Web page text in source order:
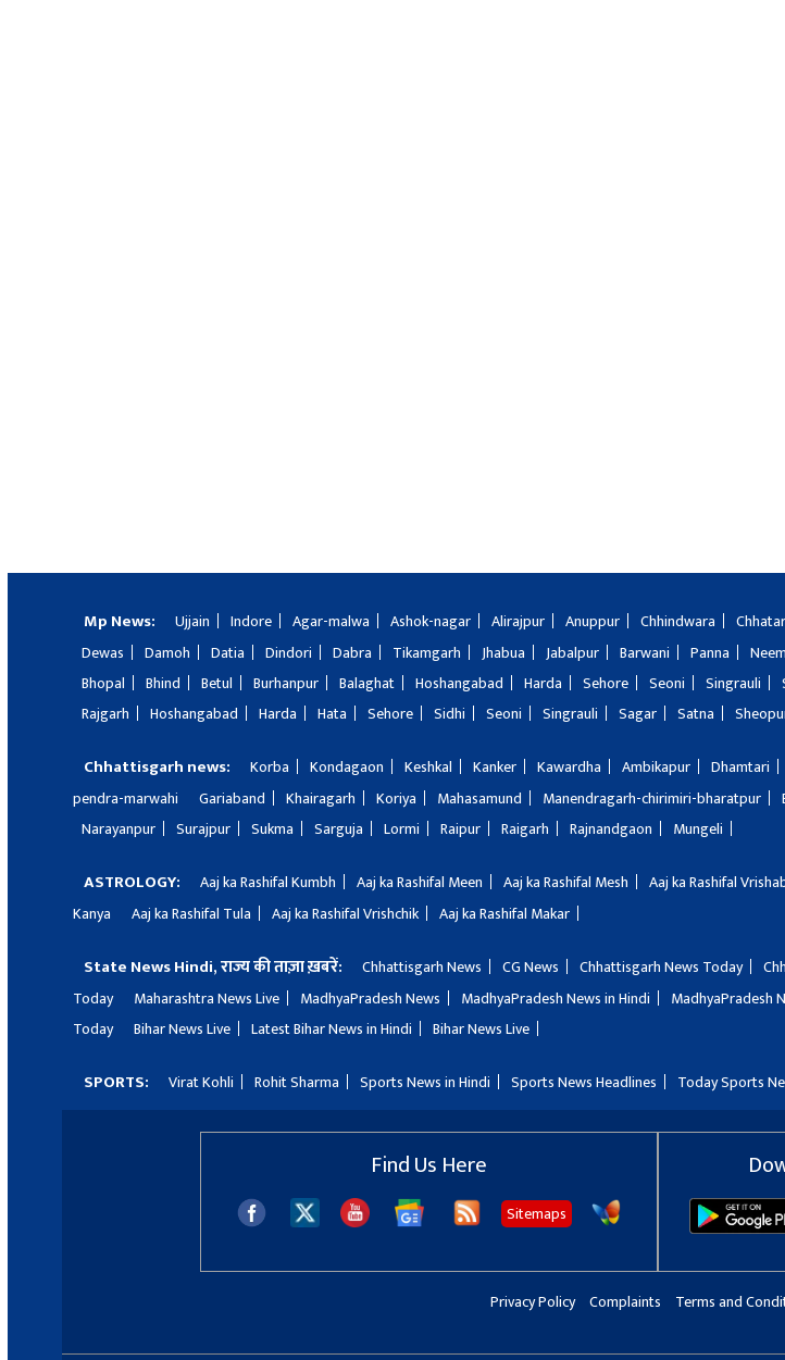
Mp News: Ujjain Indore Agar-malwa Ashok-nagar Alirajpur Anuppur Chhindwara
Dewas
Damoh Datia Dindori Dabra Tikamgarh Jhabua Jabalpur Barwani Panna
Bhopal
Bhind Betul Burhanpur Balaghat Hoshangabad Harda Sehore Seoni Singrauli
Rajgarh
Hoshangabad Harda Hata Sehore Sidhi Seoni Singrauli Sagar Satna
Chhattisgarh news: Korba Kondagaon Keshkal Kanker Kawardha Ambikapur Dhamtari
pendra-marwahi
Gariaband Khairagarh Koriya Mahasamund Manendragarh-chirimiri-bharatpur
Narayanpur
Surajpur Sukma Sarguja Lormi Raipur Raigarh Rajnandgaon Mungeli
ASTROLOGY: Aaj ka Rashifal Kumbh Aaj ka Rashifal Meen Aaj ka Rashifal Mesh Aaj ka Rashifal
Kanya
Aaj ka Rashifal Tula Aaj ka Rashifal Vrishchik Aaj ka Rashifal Makar
State News Hindi, राज्य की ताज़ा ख़बरें: Chhattisgarh News CG News Chhattisgarh News Today
Today
Maharashtra News Live MadhyaPradesh News MadhyaPradesh News in Hindi MadhyaPradesh
Today
Bihar News Live Latest Bihar News in Hindi Bihar News Live
SPORTS: Virat Kohli Rohit Sharma Sports News in Hindi Sports News Headlines Today Sports
Find Us Here
Sitemaps
Privacy Policy Complaints Terms and